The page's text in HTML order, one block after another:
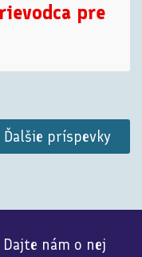
pre
Ďalšie príspevky
nám o nej